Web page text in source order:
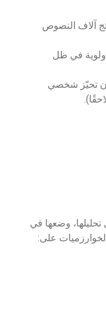
آلاف النصوص
في ظل
تحيّز شخصي
وضعها في
على: